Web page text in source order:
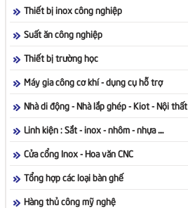
Thiết bị inox công nghiệp
Suất ăn công nghiệp
Thiết bị trường học
Máy gia công cơ khí - dụng cụ hỗ trợ
Nhà di động - Nhà lắp ghép - Kiot - Nội thất
Linh kiện : Sắt - inox - nhôm - nhựa ....
Cửa cổng Inox - Hoa văn CNC
Tổng hợp các loại bàn ghế
Hàng thủ công mỹ nghệ